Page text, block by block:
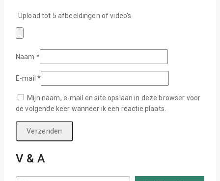
Upload tot 5 afbeeldingen of video's
Naam *
E-mail*
Mijn naam, e-mail en site opslaan in deze browser voor
de volgende keer wanneer ik een reactie plaats.
V & A